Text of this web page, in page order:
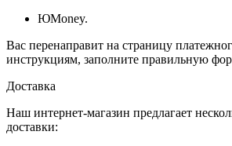
ЮMoney.
Вас перенаправит на страницу
инструкциям, заполните правильную
Доставка
Наш интернет-магазин предлагает
доставки: